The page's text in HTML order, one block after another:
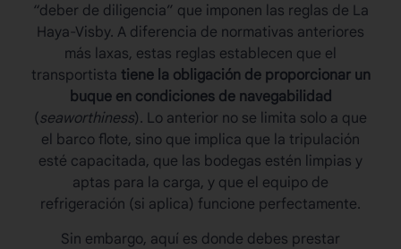
“deber de diligencia” que imponen las reglas de La
Haya-Visby. A diferencia de normativas anteriores
más laxas, estas reglas establecen que el
transportista tiene la obligación de proporcionar un
buque en condiciones de navegabilidad
(seaworthiness). Lo anterior no se limita solo a que
el barco flote, sino que implica que la tripulación
esté capacitada, que las bodegas estén limpias y
aptas para la carga, y que el equipo de
refrigeración (si aplica) funcione perfectamente.
Sin embargo, aquí es donde debes prestar